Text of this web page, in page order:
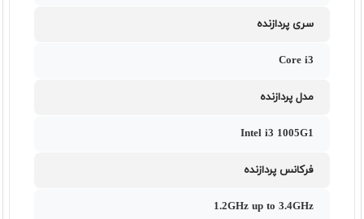
سری پردازنده
Core i3
مدل پردازنده
Intel i3 1005G1
فرکانس پردازنده
1.2GHz up to 3.4GHz